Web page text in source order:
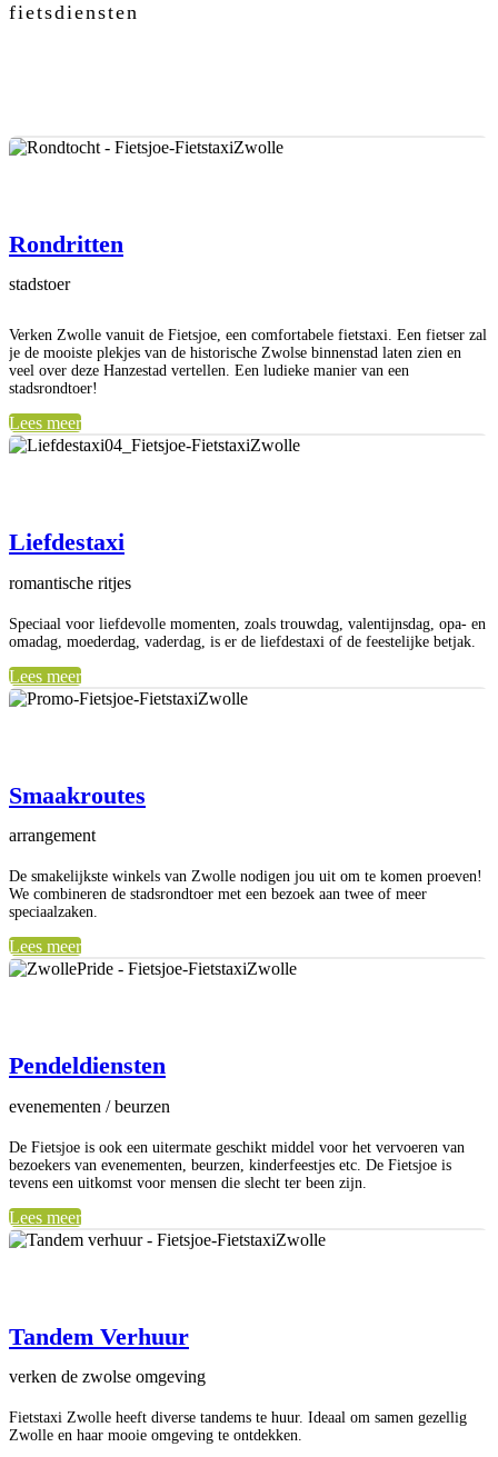
fietsdiensten
Rondritten
stadstoer
Verken Zwolle vanuit de Fietsjoe, een comfortabele fietstaxi. Een fietser zal
je de mooiste plekjes van de historische Zwolse binnenstad laten zien en
veel over deze Hanzestad vertellen. Een ludieke manier van een
stadsrondtoer!
Lees meer
Liefdestaxi
romantische ritjes
Speciaal voor liefdevolle momenten, zoals trouwdag, valentijnsdag, opa- en
omadag, moederdag, vaderdag, is er de liefdestaxi of de feestelijke betjak.
Lees meer
Smaakroutes
arrangement
De smakelijkste winkels van Zwolle nodigen jou uit om te komen proeven!
We combineren de stadsrondtoer met een bezoek aan twee of meer
speciaalzaken.
Lees meer
Pendeldiensten
evenementen / beurzen
De Fietsjoe is ook een uitermate geschikt middel voor het vervoeren van
bezoekers van evenementen, beurzen, kinderfeestjes etc. De Fietsjoe is
tevens een uitkomst voor mensen die slecht ter been zijn.
Lees meer
Tandem Verhuur
verken de zwolse omgeving
Fietstaxi Zwolle heeft diverse tandems te huur. Ideaal om samen gezellig
Zwolle en haar mooie omgeving te ontdekken.